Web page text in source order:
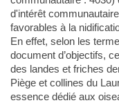
d'intérêt
favorables à la
En effet, selon les
document d’objectifs,
des landes et friches
Piège et collines du
essence dédié aux